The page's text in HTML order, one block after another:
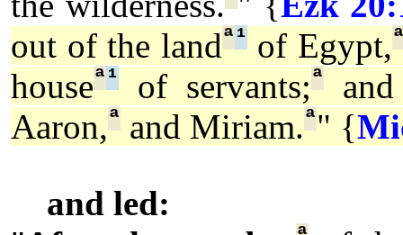
out of the landª¹of Egypt,
houseª¹ of servants;ª
Aaron,ª and Miriam.ª" {
and led: